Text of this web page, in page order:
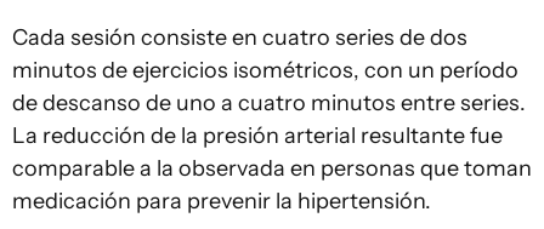
Cada sesión consiste en cuatro series de dos
minutos de ejercicios isométricos, con un período
de descanso de uno a cuatro minutos entre series.
La reducción de la presión arterial resultante fue
comparable a la observada en personas que toman
medicación para prevenir la hipertensión.